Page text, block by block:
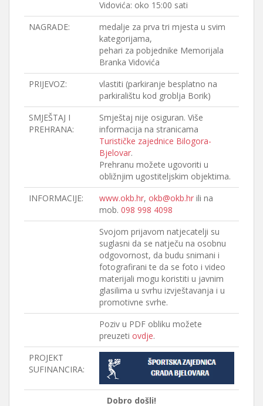
Vidovića: oko 15:00 sati
NAGRADE:
medalje za prva tri mjesta u svim
kategorijama,
pehari za pobjednike Memorijala
Branka Vidovića
PRIJEVOZ:
vlastiti (parkiranje besplatno na
parkiralištu kod groblja Borik)
SMJEŠTAJ I
PREHRANA:
Smještaj nije osiguran. Više
informacija na stranicama
Turističke zajednice Bilogora-
Bjelovar.
Prehranu možete ugovoriti u
obližnjim ugostiteljskim objektima.
INFORMACIJE:
www.okb.hr, okb@okb.hr ili na
mob. 098 998 4098
Svojom prijavom natjecatelji su
suglasni da se natječu na osobnu
odgovornost, da budu snimani i
fotografirani te da se foto i video
materijali mogu koristiti u javnim
glasilima u svrhu izvještavanja i u
promotivne svrhe.
Poziv u PDF obliku možete
preuzeti ovdje.
PROJEKT
SUFINANCIRA:
Dobro došli!